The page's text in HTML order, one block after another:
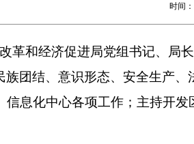
时间：
革和经济促进局党组书记、局
族团结、意识形态、安全生产
信息化中心各项工作；主持开